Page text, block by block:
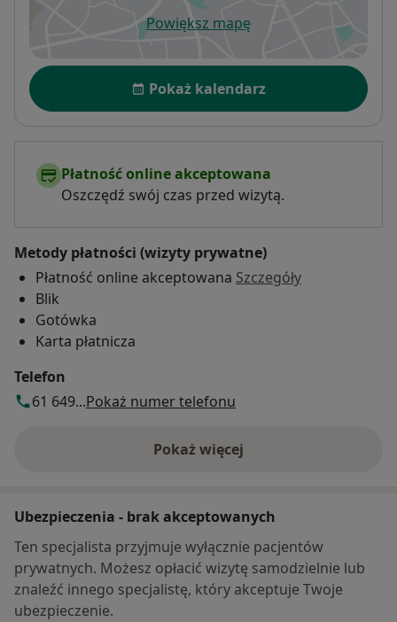
Powiększ mapęotwiera się w nowej karcie
Dostępność
Pokaż kalendarz
Płatność online akceptowana
Oszczędź swój czas przed wizytą.
Metody płatności (wizyty prywatne)
Płatność online akceptowana Szczegóły
Blik
Gotówka
Karta płatnicza
Telefon
61 649...Pokaż numer telefonu
Pokaż więcej
o adresie
Ubezpieczenia - brak akceptowanych
Ten specjalista przyjmuje wyłącznie pacjentów
prywatnych. Możesz opłacić wizytę samodzielnie lub
znaleźć innego specjalistę, który akceptuje Twoje
ubezpieczenie.